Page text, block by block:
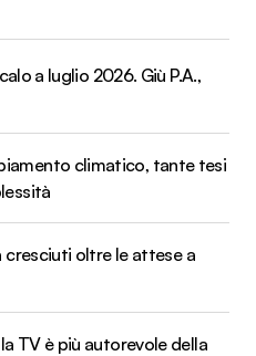
a luglio 2026. Giù P.A.,
climatico, tante tesi
cresciuti oltre le attese a
TV è più autorevole della